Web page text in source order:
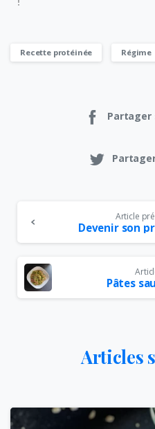
Recette protéinée Régime
Partager
Article
Devenir son
Pâtes
Articles